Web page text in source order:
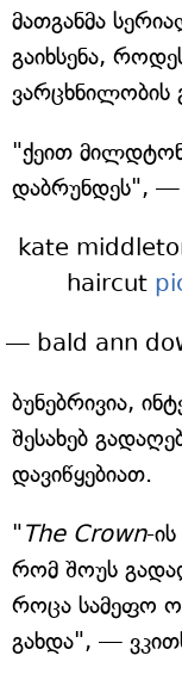
მათგანმა
გაიხსენა,
"ქეით
დაბრუნდეს", —
kate
haircut
— bald ann
ბუნებრივია,
შესახებ
დავიწყებიათ.
"The Crown-ის
რომ შოუს
როცა სამეფო
გახდა", —